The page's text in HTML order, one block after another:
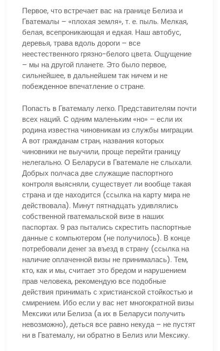
Первое, что встречает вас на границе Белиза и
Гватемалы – «плохая земля», т. е. пыль. Мелкая,
белая, всепроникающая и едкая. Наш автобус,
деревья, трава вдоль дороги – все
неестественного грязно-белого цвета. Ощущение
– мы на другой планете. Это было первое,
сильнейшее, в дальнейшем так ничем и не
побежденное впечатление о стране.
Попасть в Гватемалу легко. Представителям почти
всех наций. С одним маленьким «но» – если их
родина известна чиновникам из службы миграции.
А вот гражданам стран, названия которых
чиновники не выучили, проще перейти границу
нелегально. О Беларуси в Гватемале не слыхали.
Добрых полчаса две служащие паспортного
контроля выясняли, существует ли вообще такая
страна и где находится (ссылка на карту мира не
действовала). Минут пятнадцать удивлялись
собственной гватемальской визе в наших
паспортах. 9 раз пытались скрестить паспортные
данные с компьютером (не получилось). В конце
потребовали денег за въезд в страну (ссылка на
наличие оплаченной визы не принималась). Тем,
кто, как и мы, считает это бредом и нарушением
прав человека, рекомендую все подобные
действия принимать с христианской стойкостью и
смирением. Ибо если у вас нет многократной визы
Мексики или Белиза (а их в Беларуси получить
невозможно), деться все равно некуда – не пустят
ни в Гватемалу, ни обратно в Белиз или Мексику.